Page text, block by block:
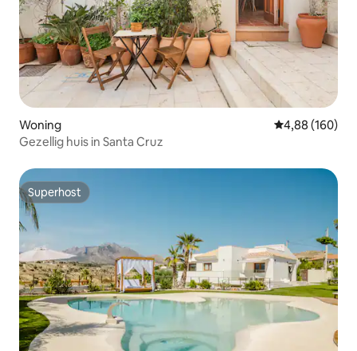
Woning Gemiddelde
4,88 (160)
Gezellig huis in Santa Cruz
Superhost
Superhost